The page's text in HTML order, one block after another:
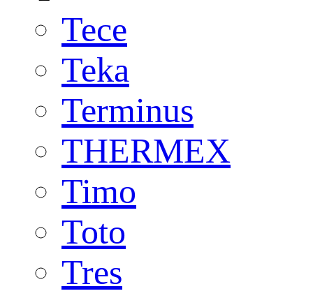
Tece
Teka
Terminus
THERMEX
Timo
Toto
Tres